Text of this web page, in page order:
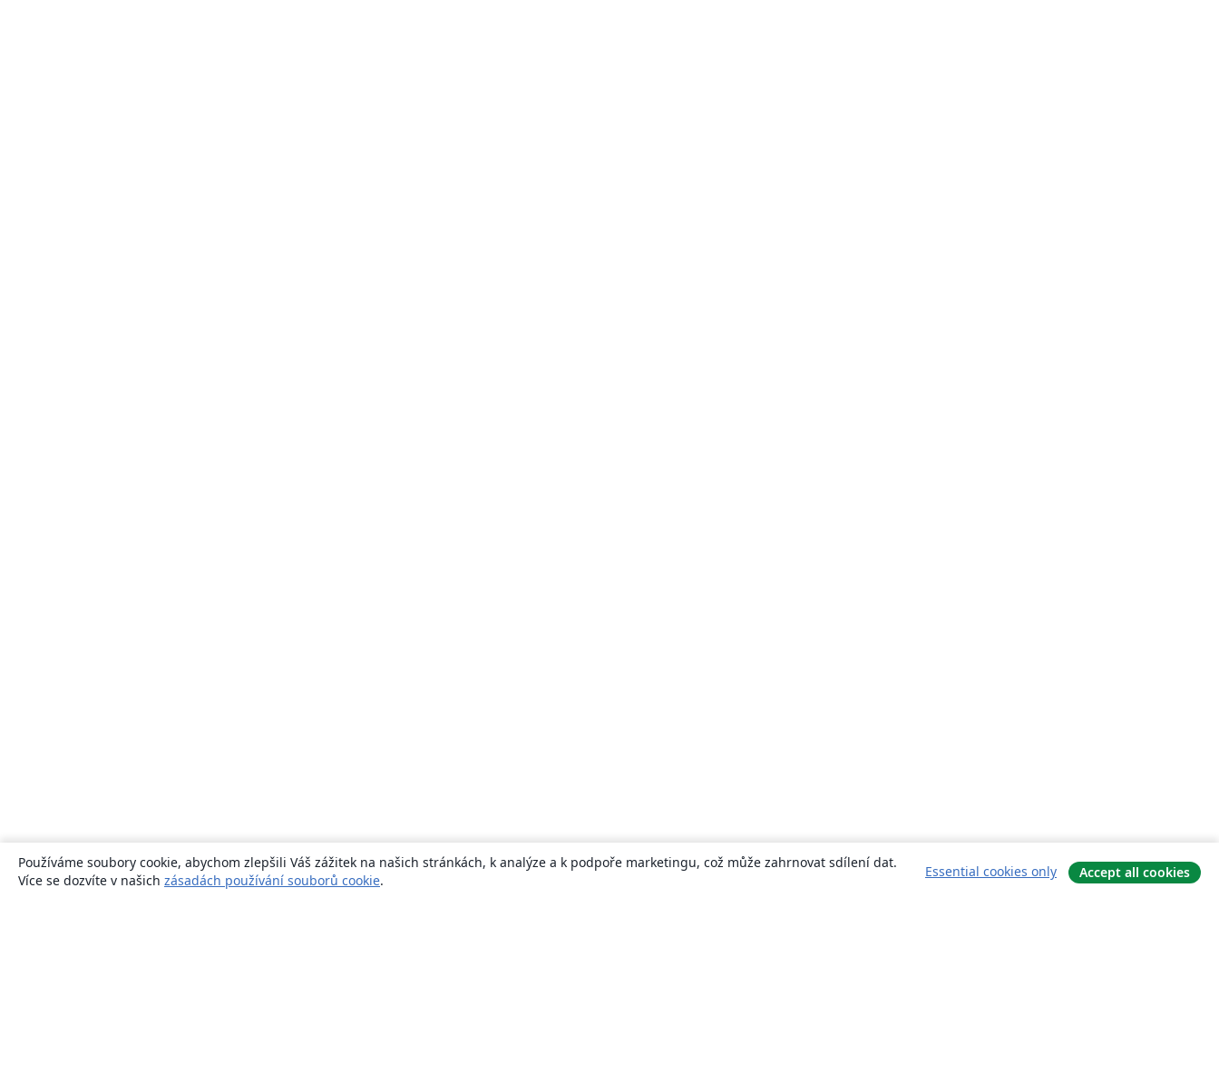
Používáme soubory cookie, abychom zlepšili Váš zážitek na našich stránkách, k analýze a k podpoře marketingu, což může zahrnovat sdílení dat.
Více se dozvíte v našich zásadách používání souborů cookie.
Essential cookies only Accept all cookies